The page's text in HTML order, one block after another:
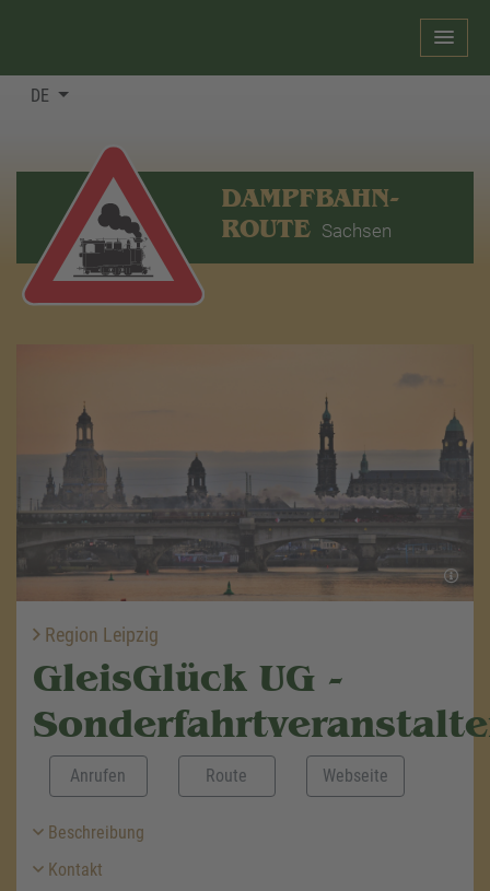
DE
DAMPFBAHN-
ROUTE Sachsen
Region Leipzig
GleisGlück UG -
Anrufen Route Webseite
Beschreibung
Kontakt